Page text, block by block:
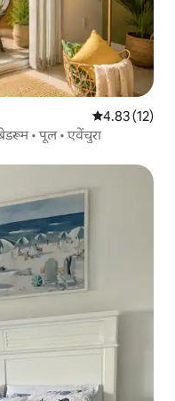
औसत रेटिंग 5 में
4.83 (12)
• पूल • एवेंचुरा